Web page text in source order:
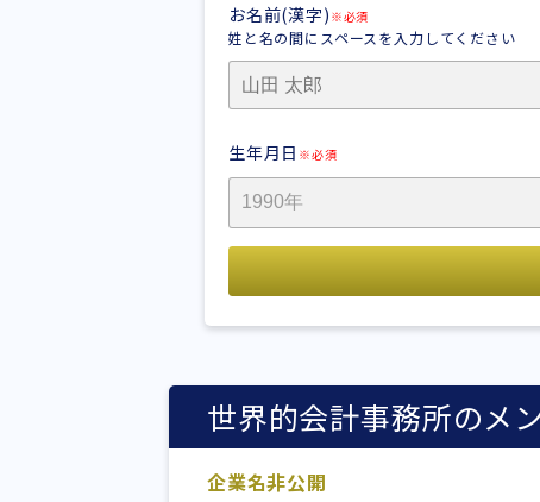
お名前(漢字) ※必須
姓と名の間にスペースを入力してください
生年月日 ※必須
世界的会計事務所のメ
企業名非公開